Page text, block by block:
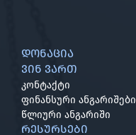
დონაცია
ვინ ვართ
კონტაქტი
ფინანსური ანგარიშები
წლიური ანგარიში
რესურსები